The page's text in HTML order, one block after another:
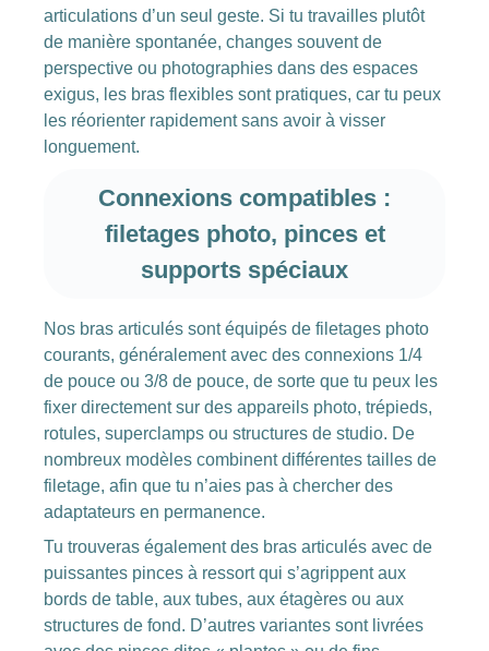
articulations d’un seul geste. Si tu travailles plutôt
de manière spontanée, changes souvent de
perspective ou photographies dans des espaces
exigus, les bras flexibles sont pratiques, car tu peux
les réorienter rapidement sans avoir à visser
longuement.
Connexions compatibles :
filetages photo, pinces et
supports spéciaux
Nos bras articulés sont équipés de filetages photo
courants, généralement avec des connexions 1/4
de pouce ou 3/8 de pouce, de sorte que tu peux les
fixer directement sur des appareils photo, trépieds,
rotules, superclamps ou structures de studio. De
nombreux modèles combinent différentes tailles de
filetage, afin que tu n’aies pas à chercher des
adaptateurs en permanence.
Tu trouveras également des bras articulés avec de
puissantes pinces à ressort qui s’agrippent aux
bords de table, aux tubes, aux étagères ou aux
structures de fond. D’autres variantes sont livrées